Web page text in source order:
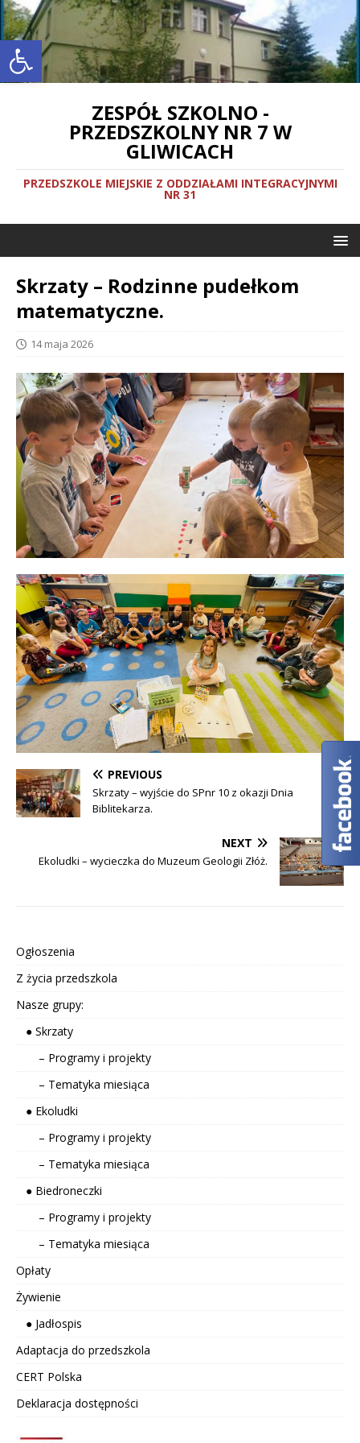
Otwórz pasek narzędzi
ZESPÓŁ SZKOLNO -
PRZEDSZKOLNY NR 7 W
GLIWICACH
PRZEDSZKOLE MIEJSKIE Z ODDZIAŁAMI INTEGRACYJNYMI
NR 31
Skrzaty – Rodzinne pudełkom
matematyczne.
14 maja 2026
PREVIOUS
Skrzaty – wyjście do SPnr 10 z okazji Dnia
Biblitekarza.
NEXT
Ekoludki – wycieczka do Muzeum Geologii Złóż.
Ogłoszenia
Z życia przedszkola
Nasze grupy:
● Skrzaty
– Programy i projekty
– Tematyka miesiąca
● Ekoludki
– Programy i projekty
– Tematyka miesiąca
● Biedroneczki
– Programy i projekty
– Tematyka miesiąca
Opłaty
Żywienie
● Jadłospis
Adaptacja do przedszkola
CERT Polska
Deklaracja dostępności